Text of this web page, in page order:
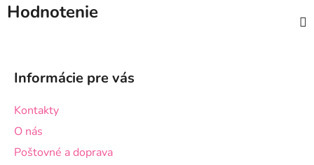
Hodnotenie
Informácie pre vás
Kontakty
O nás
Poštovné a doprava